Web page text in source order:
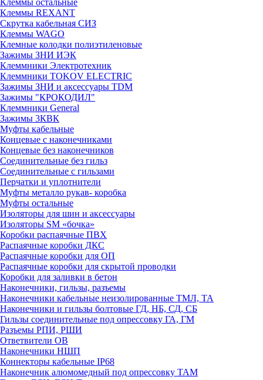
Клеммы остальные
Клеммы REXANT
Скрутка кабельная СИЗ
Клеммы WAGO
Клемные колодки полиэтиленовые
Зажимы ЗНИ ИЭК
Клеммники Электротехник
Клеммники TOKOV ELECTRIC
Зажимы ЗНИ и аксессуары TDM
Зажимы "КРОКОДИЛ"
Клеммники General
Зажимы 3КВК
Муфты кабельные
Концевые с наконечниками
Концевые без наконечников
Соединительные без гильз
Соединительные с гильзами
Перчатки и уплотнители
Муфты металло рукав- коробка
Муфты остальные
Изоляторы для шин и аксессуары
Изоляторы SM «бочка»
Коробки распаячные ПВХ
Распаячные коробки ДКС
Распаячные коробки для ОП
Распаячные коробки для скрытой проводки
Коробки для заливки в бетон
Наконечники, гильзы, разъемы
Наконечники кабельные неизолированные ТМЛ, ТА
Наконечники и гильзы болтовые ГД, НБ, СД, СБ
Гильзы соединительные под опрессовку ГА, ГМ
Разъемы РПИ, РШИ
Ответвители ОВ
Наконечники НШП
Коннекторы кабельные IP68
Наконечник алюмомедный под опрессовку ТАМ